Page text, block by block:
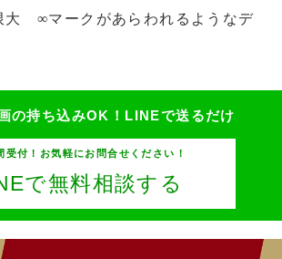
大 ∞マークがあらわれるようなデ
の持ち込みOK！ LINEで送るだけ
受付！お気軽にお問合せください！
で無料相談する